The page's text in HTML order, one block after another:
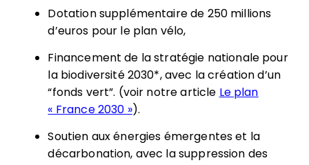
Dotation supplémentaire de 250 millions
d’euros pour le plan vélo,
Financement de la stratégie nationale pour
la biodiversité 2030*, avec la création d’un
“fonds vert”. (voir notre article Le plan
« France 2030 »).
Soutien aux énergies émergentes et la
décarbonation, avec la suppression des